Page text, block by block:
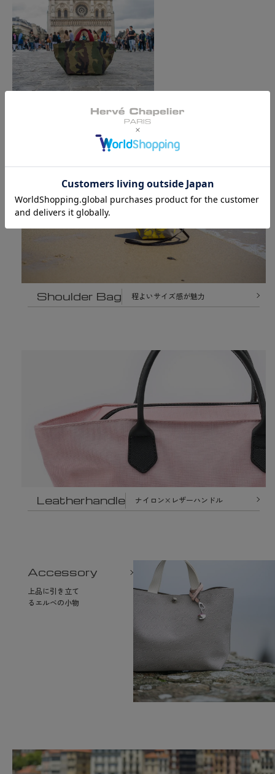
Shoulder Bag 程よいサイズ感が魅力
Leatherhandle ナイロン×レザーハンドル
Accessory
上品に引き立て
るエルベの小物